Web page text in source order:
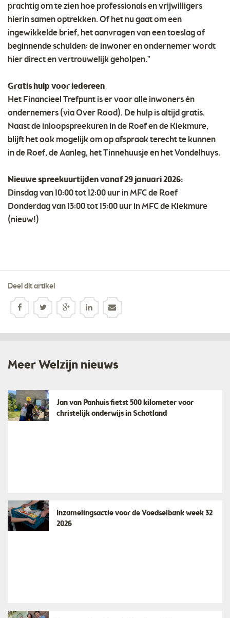
prachtig om te zien hoe professionals en vrijwilligers
hierin samen optrekken. Of het nu gaat om een
ingewikkelde brief, het aanvragen van een toeslag of
beginnende schulden: de inwoner en ondernemer wordt
hier direct en vertrouwelijk geholpen."
Gratis hulp voor iedereen
Het Financieel Trefpunt is er voor alle inwoners én
ondernemers (via Over Rood). De hulp is altijd gratis.
Naast de inloopspreekuren in de Roef en de Kiekmure,
blijft het ook mogelijk om op afspraak terecht te kunnen
in de Roef, de Aanleg, het Tinnehuusje en het Vondelhuys.
Nieuwe spreekuurtijden vanaf 29 januari 2026:
Dinsdag van 10:00 tot 12:00 uur in MFC de Roef
Donderdag van 13:00 tot 15:00 uur in MFC de Kiekmure
(nieuw!)
Deel dit artikel
Meer Welzijn nieuws
Jan van Panhuis fietst 500 kilometer voor
christelijk onderwijs in Schotland
Inzamelingsactie voor de Voedselbank week 32
2026